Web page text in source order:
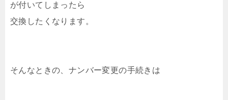
が付いてしまったら
交換したくなります。
そんなときの、ナンバー変更の手続きは